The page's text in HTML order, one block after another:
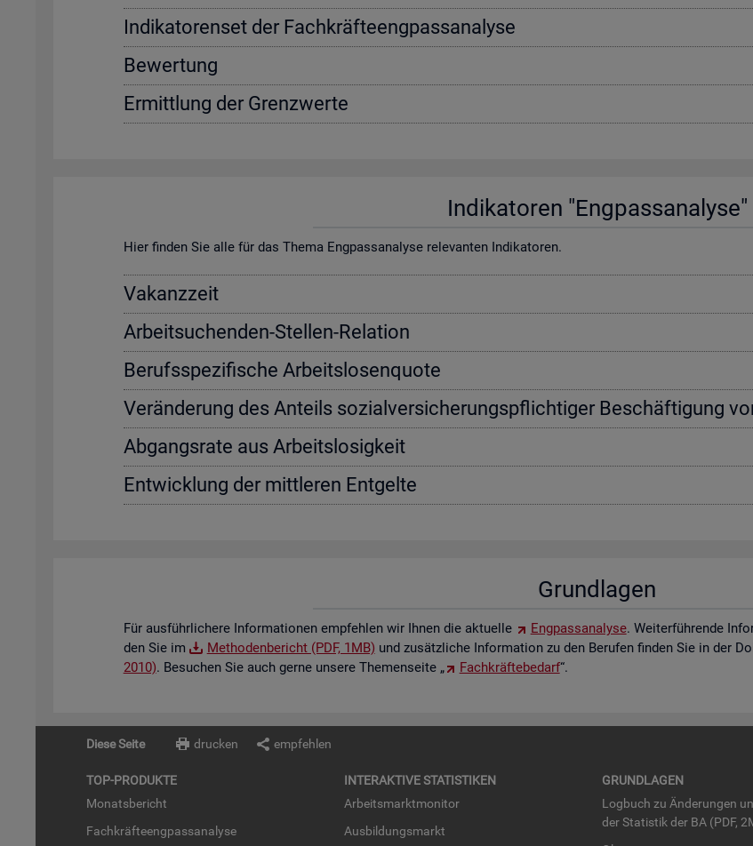
In­di­ka­to­ren­set der Fach­kräf­te­eng­pass­ana­ly­se
Be­wer­tung
Er­mitt­lung der Grenz­wer­te
In­di­ka­to­ren "Eng­pass­ana­ly­se"
Hier fin­den Sie alle für das Thema Eng­pass­ana­ly­se re­le­van­ten In­di­ka­to­ren.
Va­kanz­zeit
Ar­beit­su­chen­den-Stel­len-Re­la­ti­on
Be­rufs­spe­zi­fi­sche Ar­beits­lo­sen­quo­te
Ver­än­de­rung des An­teils so­zi­al­ver­si­che­rungs­pflich­ti­ger Be­schäf­ti­gung
Ab­gangs­ra­te aus Ar­beits­lo­sig­keit
Ent­wick­lung der mitt­le­ren Ent­gel­te
Grund­la­gen
Für aus­führ­li­che­re In­for­ma­tio­nen emp­feh­len wir Ihnen die ak­tu­el­le Eng­pass­ana­ly­se. Wei­ter­füh­ren­de
den Sie im
Me­tho­den­be­richt (PDF, 1MB) und zu­sätz­li­che In­for­ma­ti­on zu den Be­ru­fen fin­den Sie in der
2010). Be­su­chen Sie auch gerne un­se­re The­men­sei­te „ Fach­kräf­te­be­darf“.
Diese Seite drucken empfehlen
TOP-PRO­DUK­TE
Mo­nats­be­richt
Fach­kräf­te­eng­pass­ana­ly­se
IN­TER­AK­TI­VE STA­TIS­TI­KEN
Ar­beits­markt­mo­ni­tor
Aus­bil­dungs­markt
GRUND­LA­GEN
Log­buch zu Än­de­run­gen
der Sta­tis­tik der BA (PDF,